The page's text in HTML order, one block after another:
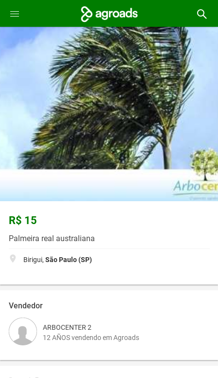
R$ 15
Palmeira real australiana
Birigui, São Paulo (SP)
Vendedor
ARBOCENTER 2
12 AÑOS vendendo em Agroads